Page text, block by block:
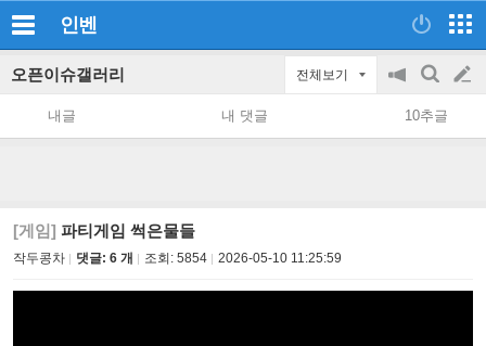
인벤
오픈이슈갤러리 전체보기
공
지
on/off
검
색
글
쓰
내글 내 댓글 10추글
[게임] 파티게임 썩은물들
작두콩차 댓글: 6 개 조회: 5854 2026-05-10 11:25:59